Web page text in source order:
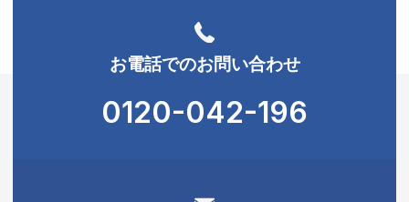
お電話でのお問い合わせ
0120-042-196